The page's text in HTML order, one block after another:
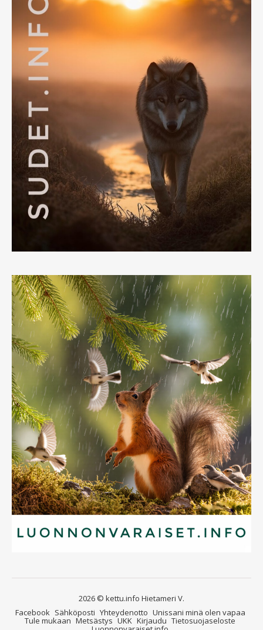
2026 © kettu.info Hietameri V.
Facebook Sähköposti Yhteydenotto Unissani minä olen vapaa
Tule mukaan Metsästys UKK Kirjaudu Tietosuojaseloste